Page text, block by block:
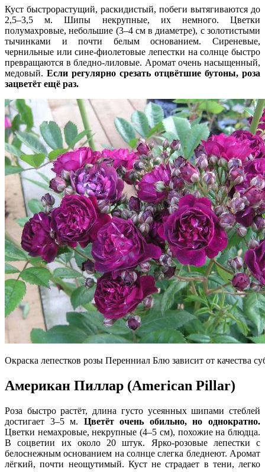
Куст быстрорастущий, раскидистый, побеги вытягиваются до
2,5–3,5 м. Шипы некрупные, их немного. Цветки
полумахровые, небольшие (3–4 см в диаметре), с золотистыми
тычинками и почти белым основанием. Сиреневые,
чернильные или сине-фиолетовые лепестки на солнце быстро
превращаются в бледно-лиловые. Аромат очень насыщенный,
медовый. Если регулярно срезать отцвётшие бутоны, роза
зацветёт ещё раз.
Окраска лепестков розы Перенниал Блю зависит от качества
Американ Пиллар (American Pillar)
Роза быстро растёт, длина густо усеянных шипами стеблей
достигает 3–5 м. Цветёт очень обильно, но однократно.
Цветки немахровые, некрупные (4–5 см), похожие на блюдца.
В соцветии их около 20 штук. Ярко-розовые лепестки с
белоснежным основанием на солнце слегка бледнеют. Аромат
лёгкий, почти неощутимый. Куст не страдает в тени, легко